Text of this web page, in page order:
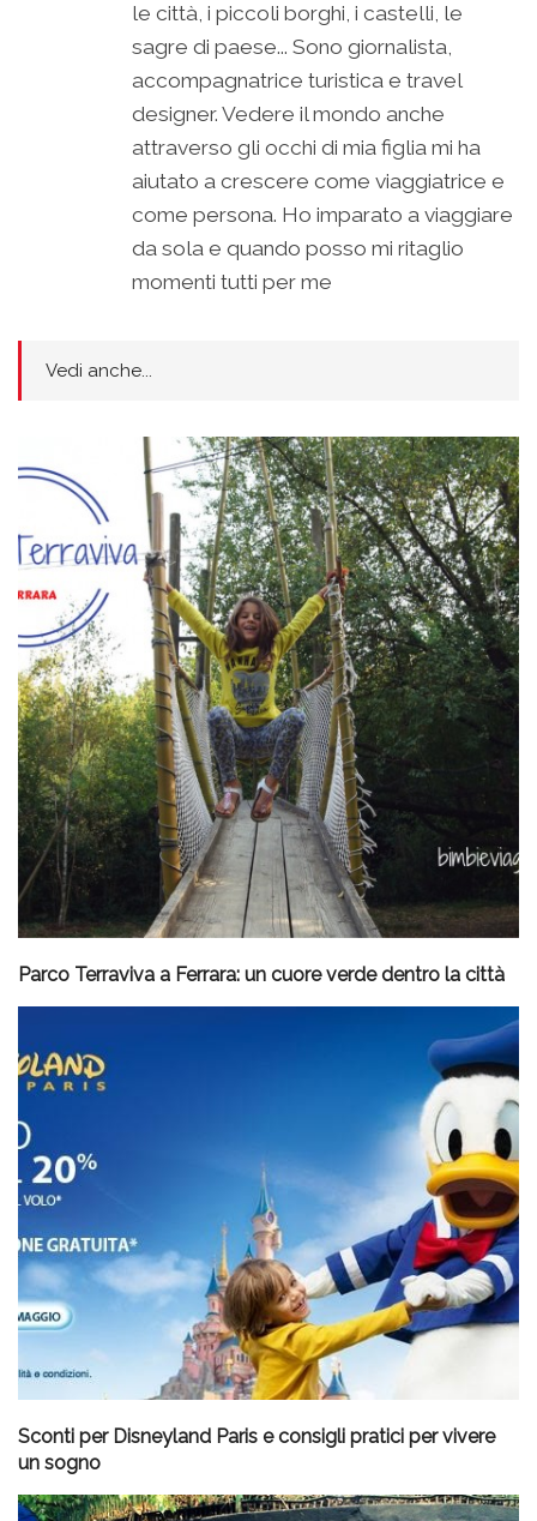
le città, i piccoli borghi, i castelli, le
sagre di paese... Sono giornalista,
accompagnatrice turistica e travel
designer. Vedere il mondo anche
attraverso gli occhi di mia figlia mi ha
aiutato a crescere come viaggiatrice e
come persona. Ho imparato a viaggiare
da sola e quando posso mi ritaglio
momenti tutti per me
Vedi anche...
Parco Terraviva a Ferrara: un cuore verde dentro la città
Sconti per Disneyland Paris e consigli pratici per vivere
un sogno